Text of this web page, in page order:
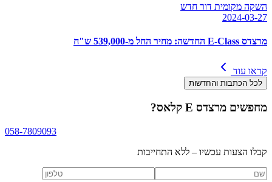
השקה מקומית דור חדש
2024-03-27
מרצדס E-Class החדשה: מחיר החל מ-539,000 ש"ח
קראו עוד
לכל הכתבות והחדשות
מחפשים מרצדס E קלאס ?
058-7809093
קבלו הצעות עכשיו – ללא התחייבות